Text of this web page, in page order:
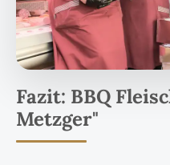
Fazit: BBQ
Metzger"